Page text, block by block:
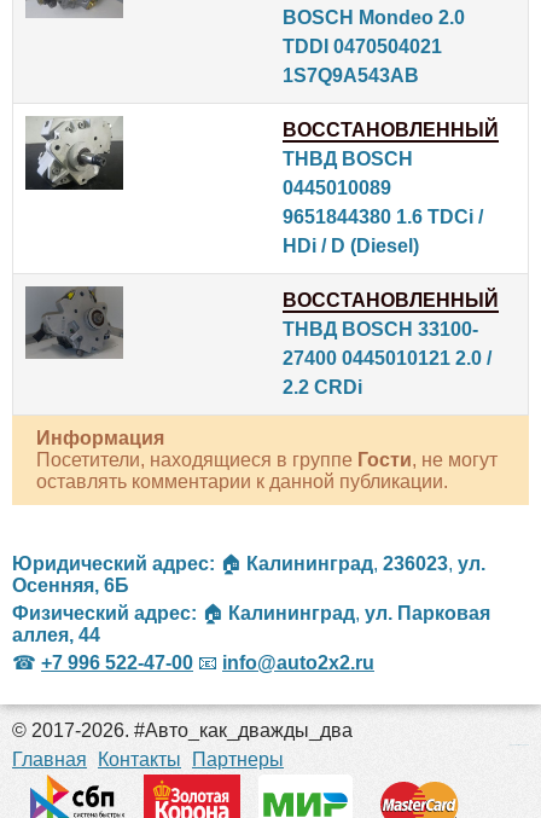
BOSCH Mondeo 2.0
TDDI 0470504021
1S7Q9A543AB
ВОССТАНОВЛЕННЫЙ
ТНВД BOSCH
0445010089
9651844380 1.6 TDCi /
HDi / D (Diesel)
ВОССТАНОВЛЕННЫЙ
ТНВД BOSCH 33100-
27400 0445010121 2.0 /
2.2 CRDi
Информация
Посетители, находящиеся в группе Гости, не могут
оставлять комментарии к данной публикации.
Юридический адрес: 🏠 Калининград, 236023, ул.
Осенняя, 6Б
Физический адрес: 🏠 Калининград, ул. Парковая
аллея, 44
☎ +7 996 522-47-00 📧 info@auto2x2.ru
© 2017-2026. #Авто_как_дважды_два
Главная
Контакты Партнеры